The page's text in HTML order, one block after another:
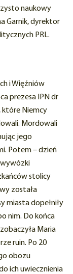
naukowy
Garnik, dyrektor
PRL.
i Więźniów
prezesa IPN dr
które Niemcy
Mordowali
jego
Potem – dzień
wywózki
stolicy
została
miasta dopełniły
nim. Do końca
Maria
ruin. Po 20
obozu
ich uwiecznienia